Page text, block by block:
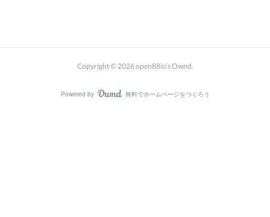
Copyright © 2026open88io's Ownd.
Powered by AmebaOwnd
無料でホームページをつくろう